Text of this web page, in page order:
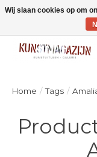
Welkom bij de
Home / Tags /
Wij slaan cookies op om